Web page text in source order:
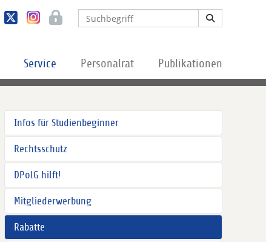
Service Personalrat Publikationen
Infos für Studienbeginner
Rechtsschutz
DPolG hilft!
Mitgliederwerbung
Rabatte